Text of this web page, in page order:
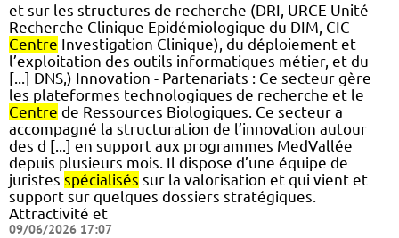
et sur les structures de recherche (DRI, URCE Unité
Recherche Clinique Epidémiologique du DIM, CIC
Centre Investigation Clinique), du déploiement et
l’exploitation des outils informatiques métier, et du
[...] DNS,) Innovation - Partenariats : Ce secteur gère
les plateformes technologiques de recherche et le
Centre de Ressources Biologiques. Ce secteur a
accompagné la structuration de l’innovation autour
des d [...] en support aux programmes MedVallée
depuis plusieurs mois. Il dispose d’une équipe de
juristes spécialisés sur la valorisation et qui vient et
support sur quelques dossiers stratégiques.
Attractivité et
09/06/2026 17:07